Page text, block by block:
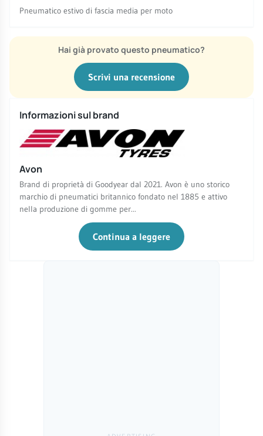
Pneumatico estivo di fascia media per moto
Hai già provato questo pneumatico?
Scrivi una recensione
Informazioni sul brand
Avon
Brand di proprietà di Goodyear dal 2021. Avon è uno storico
marchio di pneumatici britannico fondato nel 1885 e attivo
nella produzione di gomme per...
Continua a leggere